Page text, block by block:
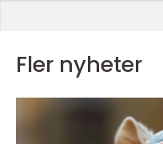
Fler nyheter